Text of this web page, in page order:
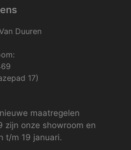
Duuren
17)
maatregelen
zijn onze showroom en
t/m 19 januari.